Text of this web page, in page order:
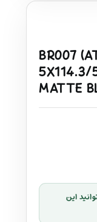
BR007
5X114.3/
MATTE
این